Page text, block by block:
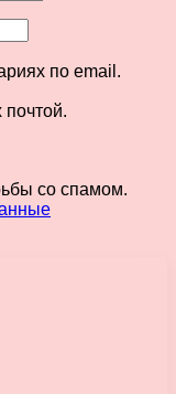
по email.
со спамом.